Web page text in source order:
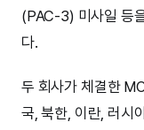
(PAC-3) 미사일 등
다.
두 회사가 체결한
국, 북한, 이란, 러시